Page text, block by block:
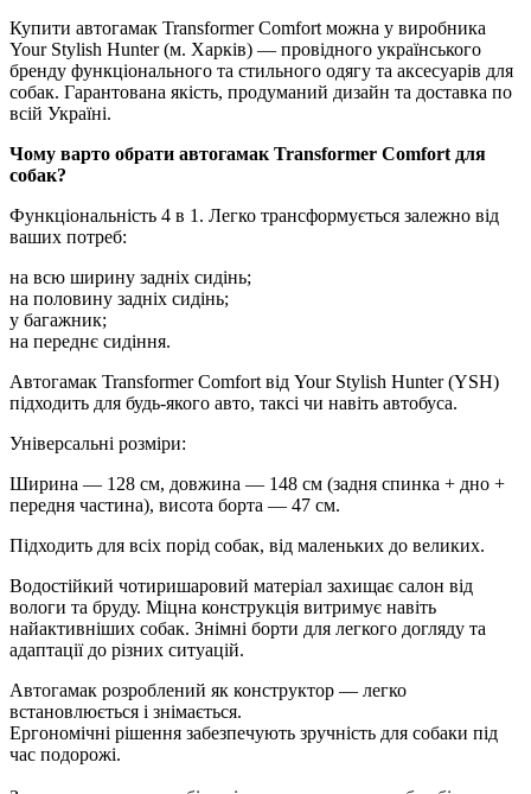
Купити автогамак Transformer Comfort можна у виробника
Your Stylish Hunter (м. Харків) — провідного українського
бренду функціонального та стильного одягу та аксесуарів для
собак. Гарантована якість, продуманий дизайн та доставка по
всій Україні.
Чому варто обрати автогамак Transformer Comfort для
собак?
Функціональність 4 в 1. Легко трансформується залежно від
ваших потреб:
на всю ширину задніх сидінь;
на половину задніх сидінь;
у багажник;
на переднє сидіння.
Автогамак Transformer Comfort від Your Stylish Hunter (YSH)
підходить для будь-якого авто, таксі чи навіть автобуса.
Універсальні розміри:
Ширина — 128 см, довжина — 148 см (задня спинка + дно +
передня частина), висота борта — 47 см.
Підходить для всіх порід собак, від маленьких до великих.
Водостійкий чотиришаровий матеріал захищає салон від
вологи та бруду. Міцна конструкція витримує навіть
найактивніших собак. Знімні борти для легкого догляду та
адаптації до різних ситуацій.
Автогамак розроблений як конструктор — легко
встановлюється і знімається.
Ергономічні рішення забезпечують зручність для собаки під
час подорожі.